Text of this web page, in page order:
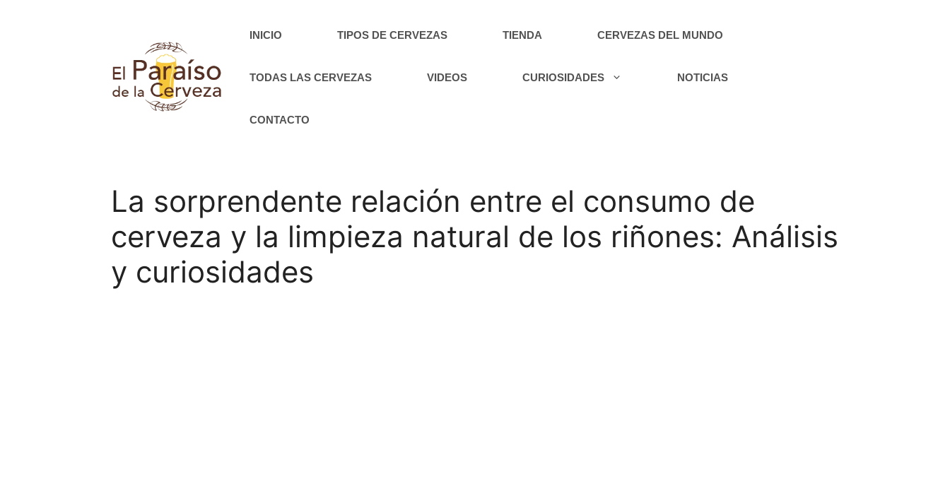
INICIO TIPOS DE CERVEZAS TIENDA CERVEZAS DEL MUNDO
TODAS LAS CERVEZAS VIDEOS CURIOSIDADES NOTICIAS
CONTACTO
La sorprendente relación entre el consumo de
cerveza y la limpieza natural de los riñones: Análisis
y curiosidades